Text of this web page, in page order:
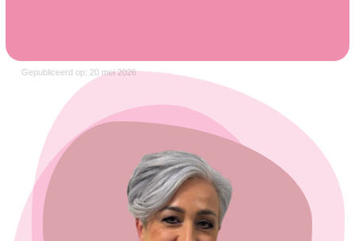
Gepubliceerd op: 20 mei 2026